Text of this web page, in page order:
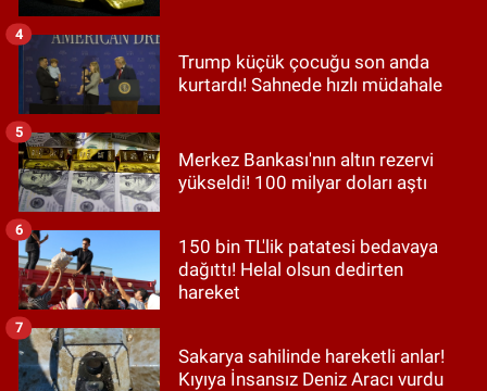
Trump küçük çocuğu son anda
kurtardı! Sahnede hızlı müdahale
4
Merkez Bankası'nın altın rezervi
yükseldi! 100 milyar doları aştı
5
150 bin TL'lik patatesi bedavaya
dağıttı! Helal olsun dedirten
hareket
6
Sakarya sahilinde hareketli anlar!
Kıyıya İnsansız Deniz Aracı vurdu
7